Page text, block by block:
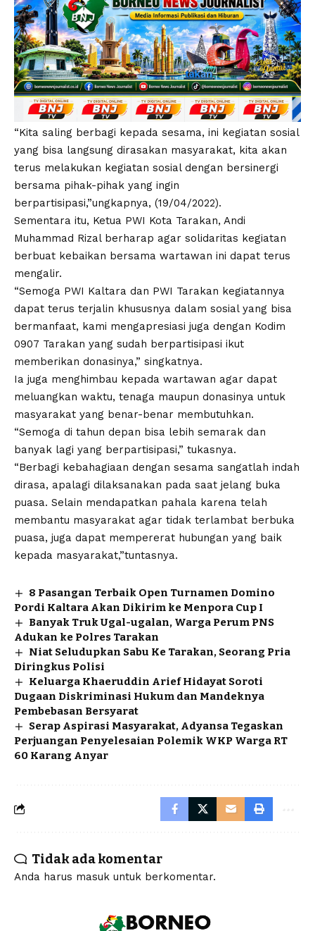
“Kita saling berbagi kepada sesama, ini kegiatan sosial
yang bisa langsung dirasakan masyarakat, kita akan
terus melakukan kegiatan sosial dengan bersinergi
bersama pihak-pihak yang ingin
berpartisipasi,”ungkapnya, (19/04/2022).
Sementara itu, Ketua PWI Kota Tarakan, Andi
Muhammad Rizal berharap agar solidaritas kegiatan
berbuat kebaikan bersama wartawan ini dapat terus
mengalir.
“Semoga PWI Kaltara dan PWI Tarakan kegiatannya
dapat terus terjalin khususnya dalam sosial yang bisa
bermanfaat, kami mengapresiasi juga dengan Kodim
0907 Tarakan yang sudah berpartisipasi ikut
memberikan donasinya,” singkatnya.
Ia juga menghimbau kepada wartawan agar dapat
meluangkan waktu, tenaga maupun donasinya untuk
masyarakat yang benar-benar membutuhkan.
“Semoga di tahun depan bisa lebih semarak dan
banyak lagi yang berpartisipasi,” tukasnya.
“Berbagi kebahagiaan dengan sesama sangatlah indah
dirasa, apalagi dilaksanakan pada saat jelang buka
puasa. Selain mendapatkan pahala karena telah
membantu masyarakat agar tidak terlambat berbuka
puasa, juga dapat mempererat hubungan yang baik
kepada masyarakat,”tuntasnya.
8 Pasangan Terbaik Open Turnamen Domino
Pordi Kaltara Akan Dikirim ke Menpora Cup I
Banyak Truk Ugal-ugalan, Warga Perum PNS
Adukan ke Polres Tarakan
Niat Seludupkan Sabu Ke Tarakan, Seorang Pria
Diringkus Polisi
Keluarga Khaeruddin Arief Hidayat Soroti
Dugaan Diskriminasi Hukum dan Mandeknya
Pembebasan Bersyarat
Serap Aspirasi Masyarakat, Adyansa Tegaskan
Perjuangan Penyelesaian Polemik WKP Warga RT
60 Karang Anyar
Tidak ada komentar
Anda harus masuk untuk berkomentar.